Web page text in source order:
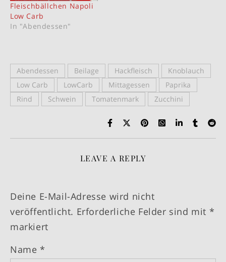
Fleischbällchen Napoli
Low Carb
In "Abendessen"
Abendessen Beilage Hackfleisch
Knoblauch
Low Carb
LowCarb Mittagessen
Paprika
Rind
Schwein Tomatenmark Zucchini
LEAVE A REPLY
Deine E-Mail-Adresse wird nicht
veröffentlicht. Erforderliche Felder sind mit *
markiert
Name *